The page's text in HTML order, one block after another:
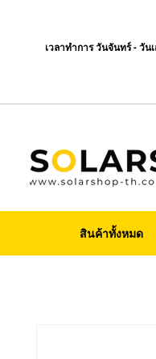
เวลาทำการ วันจันทร์ - วั
สินค้าทั้งหมด